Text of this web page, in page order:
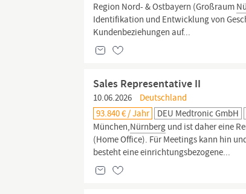
Region Nord- & Ostbayern (Großraum
Identifikation und Entwicklung von
Kundenbeziehungen auf...
Sales Representative II
10.06.2026
Deutschland
93.840 € / Jahr
DEU Medtronic GmbH
München,Nürnberg und ist daher eine
(Home Office). Für Meetings kann hin
besteht eine einrichtungsbezogene...